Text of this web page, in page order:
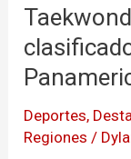
Deportes,
Regiones /
clasificados
a
Juegos
de
la